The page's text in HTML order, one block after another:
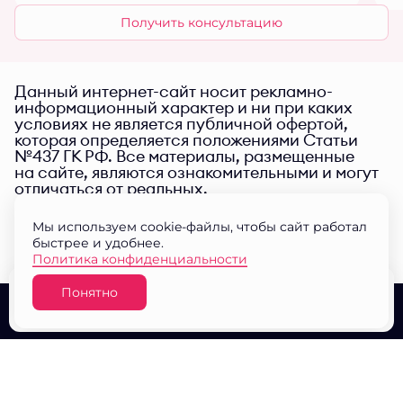
Получить консультацию
Данный интернет-сайт носит рекламно-
информационный характер и ни при каких
условиях не является публичной офертой,
которая определяется положениями Статьи
№437 ГК РФ. Все материалы, размещенные
на сайте, являются ознакомительными и могут
отличаться от реальных.
О проекте Выбор квартир
Мы используем cookie-файлы, чтобы сайт работал
быстрее и удобнее.
Политика конфиденциальности
Понятно